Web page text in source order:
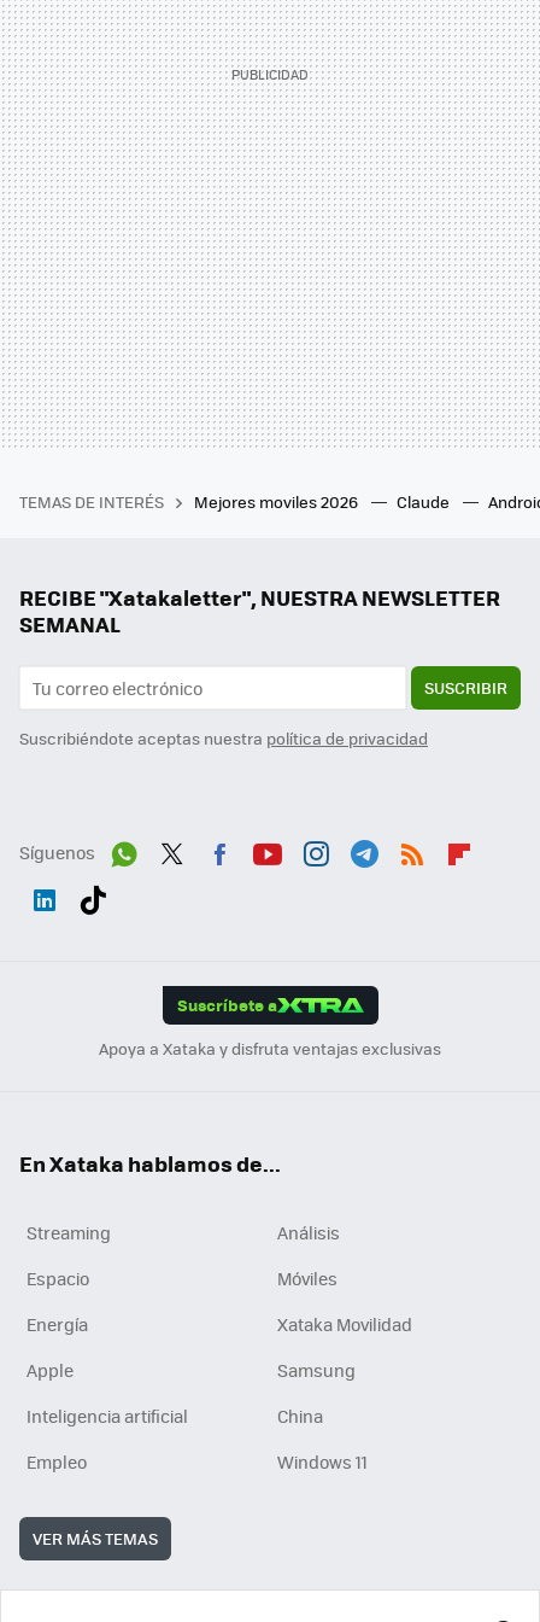
TEMAS DE INTERÉS Mejores moviles 2026 Claude
RECIBE "Xatakaletter", NUESTRA NEWSLETTER
SEMANAL
SUSCRIBIR
Suscribiéndote aceptas nuestra política de privacidad
Síguenos
Suscríbete a
Apoya a Xataka y disfruta ventajas exclusivas
En Xataka hablamos de...
Streaming
Análisis
Espacio
Móviles
Energía
Xataka Movilidad
Apple
Samsung
Inteligencia artificial
China
Empleo
Windows 11
VER MÁS TEMAS